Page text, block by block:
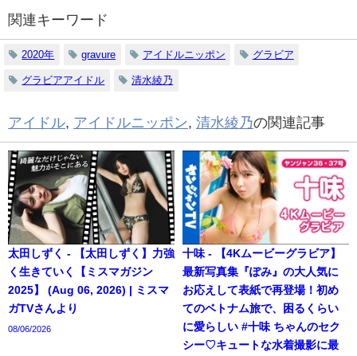
関連キーワード
2020年 gravure アイドルニッポン グラビア
グラビアアイドル 清水綾乃
アイドル, アイドルニッポン, 清水綾乃の関連記事
太田しずく - 【太田しずく】力強
く生きていく【ミスマガジン
2025】 (Aug 06, 2026) | ミスマ
ガTVさんより
08/06/2026
十味 - 【4Kムービーグラビア】
最新写真集『ぽみ』の大人気に
お応えして表紙で再登場！初め
てのベトナム旅で、困るくらい
に愛らしい #十味 ちゃんのセク
シー♡キュートな水着撮影に最